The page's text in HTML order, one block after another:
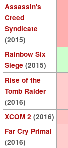
Assassin's
Creed
Syndicate
(2015)
Rainbow Six
Siege (2015)
Rise of the
Tomb Raider
(2016)
XCOM 2 (2016)
Far Cry Primal
(2016)